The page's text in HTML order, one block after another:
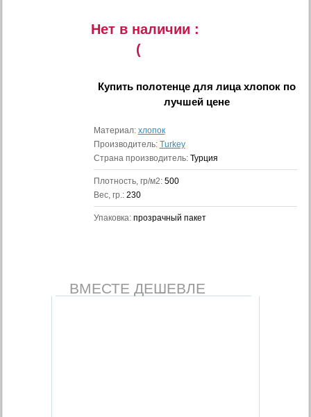
Нет в наличии :
(
Купить полотенце для лица хлопок по
лучшей цене
Материал: хлопок
Производитель: Turkey
Страна производитель: Турция
Плотность, гр/м2: 500
Вес, гр.: 230
Упаковка: прозрачный пакет
ВМЕСТЕ ДЕШЕВЛЕ